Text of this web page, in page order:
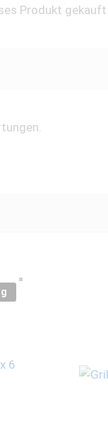
Produkt